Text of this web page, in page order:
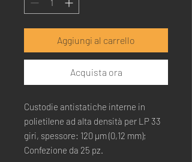
Aggiungi al carrello
Acquista ora
Custodie antistatiche interne in
polietilene ad alta densità per LP 33
giri, spessore: 120 µm (0,12 mm);
Confezione da 25 pz.